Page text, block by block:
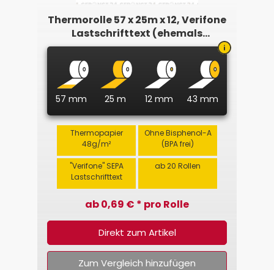
Thermorolle 57 x 25m x 12, Verifone
Lastschrifttext (ehemals
Intercard)
57 mm 25 m 12 mm 43 mm
Thermopapier
48g/m²
Ohne Bisphenol-A
(BPA frei)
"Verifone" SEPA
Lastschrifttext
ab 20 Rollen
ab 0,69 € * pro Rolle
Direkt zum Artikel
Zum Vergleich hinzufügen